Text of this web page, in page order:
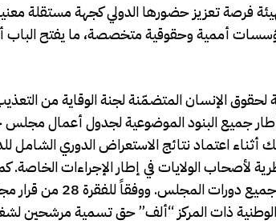
فرصة تعزيز حضورها الدولي كجهة مستقلة
أممية وحقوقية متخصصة، ما يفتح الباب
الإنسان المتضمّنة لجنة الوقاية من
إطار جميع البنود الموضوعية لجدول أعمال
أثناء اعتماد نتائج الاستعراض الدوري الشامل
لأصحاب الولايات في إطار الإجراءات
ذات المركز “ألف” حق تسمية مرشحين لشغل